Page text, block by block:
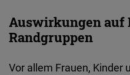
Auswirkungen auf
Randgruppen
Vor allem Frauen, Kinder